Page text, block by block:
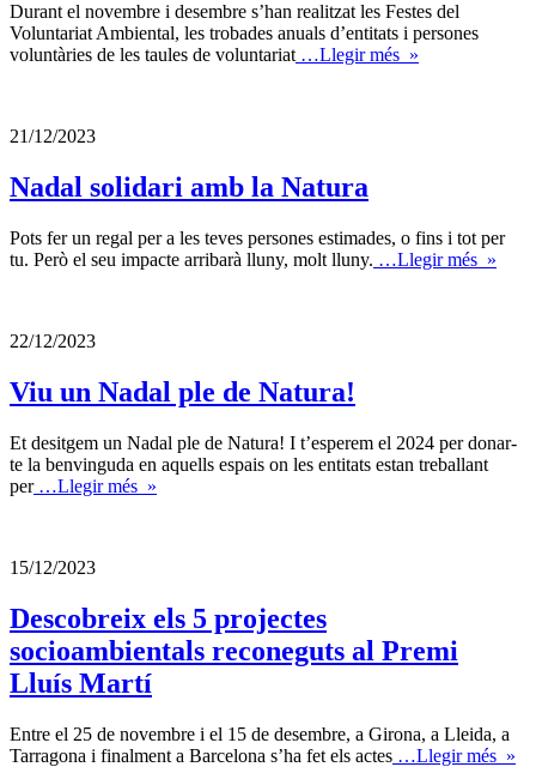
Durant el novembre i desembre s’han realitzat les Festes del
Voluntariat Ambiental, les trobades anuals d’entitats i persones
voluntàries de les taules de voluntariat …Llegir més »
21/12/2023
Nadal solidari amb la Natura
Pots fer un regal per a les teves persones estimades, o fins i tot per
tu. Però el seu impacte arribarà lluny, molt lluny. …Llegir més »
22/12/2023
Viu un Nadal ple de Natura!
Et desitgem un Nadal ple de Natura! I t’esperem el 2024 per donar-
te la benvinguda en aquells espais on les entitats estan treballant
per…Llegir més »
15/12/2023
Descobreix els 5 projectes
socioambientals reconeguts al Premi
Lluís Martí
Entre el 25 de novembre i el 15 de desembre, a Girona, a Lleida, a
Tarragona i finalment a Barcelona s’ha fet els actes …Llegir més »